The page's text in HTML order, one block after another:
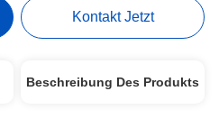
Kontakt Jetzt
Beschreibung Des Produkts